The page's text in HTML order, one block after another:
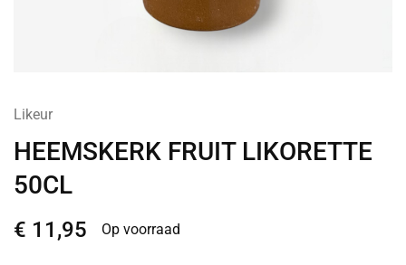
Likeur
HEEMSKERK FRUIT LIKORETTE
50CL
€ 11,95 Op voorraad